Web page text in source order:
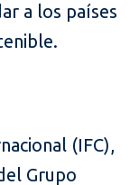
a los países
(IFC),
Grupo